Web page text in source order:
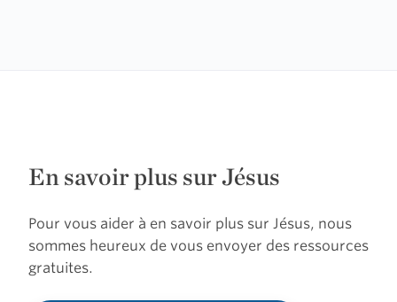
En savoir plus sur Jésus
Pour vous aider à en savoir plus sur Jésus, nous
sommes heureux de vous envoyer des ressources
gratuites.